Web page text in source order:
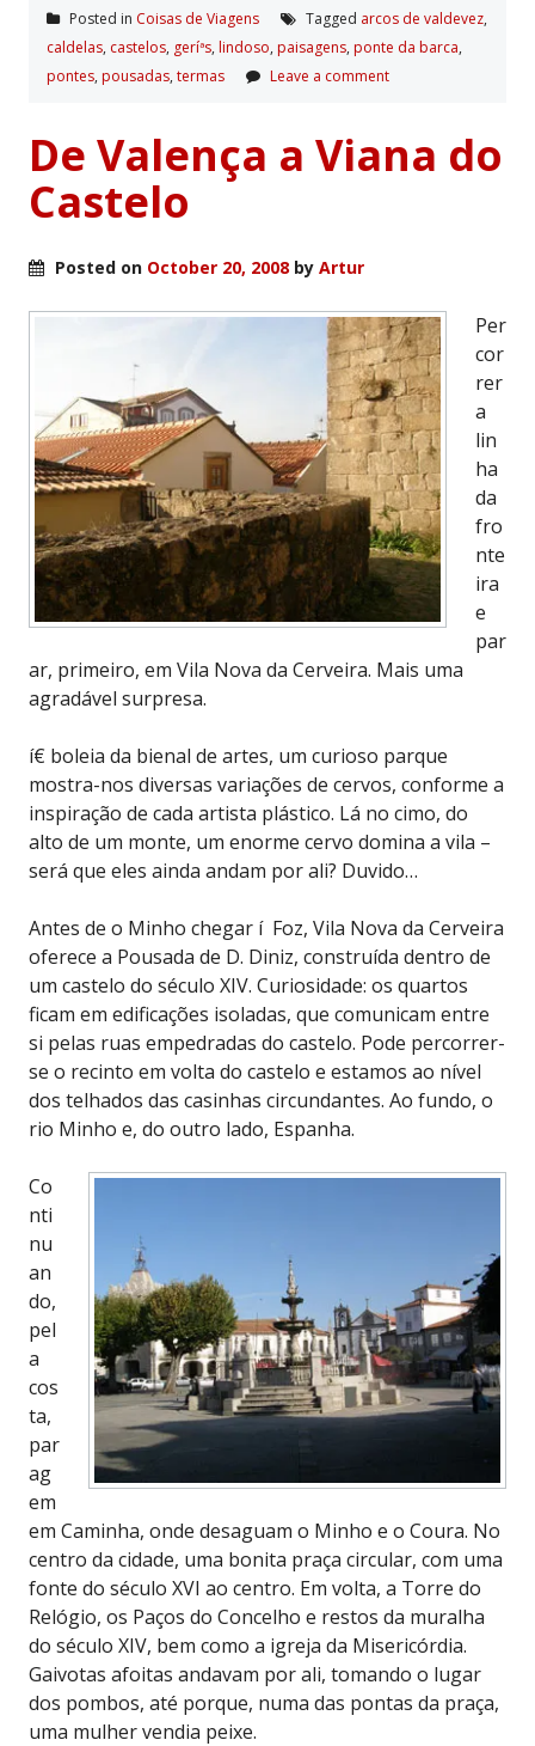
Posted in Coisas de Viagens Tagged arcos de valdevez,
caldelas, castelos, geríªs, lindoso, paisagens, ponte da barca,
pontes, pousadas, termas Leave a comment
De Valença a Viana do
Castelo
Posted on October 20, 2008 by Artur
Per
cor
rer
a
lin
ha
da
fro
nte
ira
e
par
ar, primeiro, em Vila Nova da Cerveira. Mais uma
agradável surpresa.
í€ boleia da bienal de artes, um curioso parque
mostra-nos diversas variações de cervos, conforme a
inspiração de cada artista plástico. Lá no cimo, do
alto de um monte, um enorme cervo domina a vila –
será que eles ainda andam por ali? Duvido…
Antes de o Minho chegar í Foz, Vila Nova da Cerveira
oferece a Pousada de D. Diniz, construída dentro de
um castelo do século XIV. Curiosidade: os quartos
ficam em edificações isoladas, que comunicam entre
si pelas ruas empedradas do castelo. Pode percorrer-
se o recinto em volta do castelo e estamos ao nível
dos telhados das casinhas circundantes. Ao fundo, o
rio Minho e, do outro lado, Espanha.
Co
nti
nu
an
do,
pel
a
cos
ta,
par
ag
em
em Caminha, onde desaguam o Minho e o Coura. No
centro da cidade, uma bonita praça circular, com uma
fonte do século XVI ao centro. Em volta, a Torre do
Relógio, os Paços do Concelho e restos da muralha
do século XIV, bem como a igreja da Misericórdia.
Gaivotas afoitas andavam por ali, tomando o lugar
dos pombos, até porque, numa das pontas da praça,
uma mulher vendia peixe.